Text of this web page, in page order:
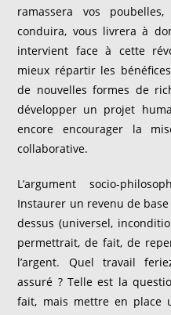
ramassera vos
conduira, vous livrera à
intervient face à cette
mieux répartir les
de nouvelles formes de
développer un projet
encore encourager la
collaborative.
L’argument socio-
Instaurer un revenu de
dessus (universel,
permettrait, de fait, de
l’argent. Quel travail
assuré ? Telle est la
fait, mais mettre en place